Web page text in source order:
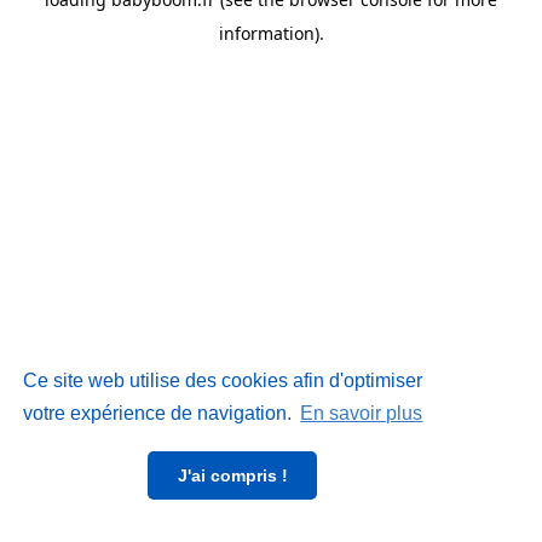
Ce site web utilise des cookies afin d'optimiser
votre expérience de navigation. En savoir plus
J'ai compris !
information).